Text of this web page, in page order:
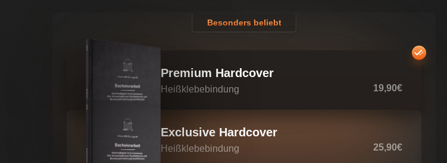
Besonders beliebt
Premium Hardcover
Heißklebebindung 19,90€
Exclusive Hardcover
Heißklebebindung 25,90€